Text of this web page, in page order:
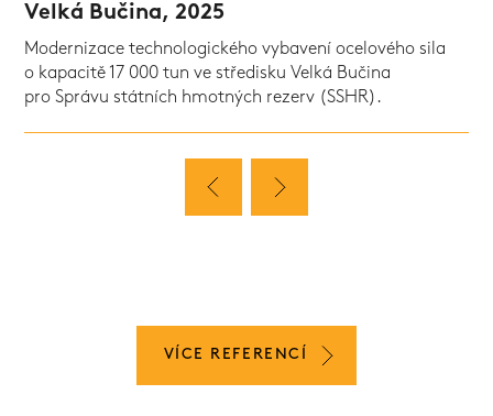
Velká Bučina, 2025
Modernizace technologického vybavení ocelového sila
o kapacitě 17 000 tun ve středisku Velká Bučina
pro Správu státních hmotných rezerv (SSHR).
VÍCE REFERENCÍ